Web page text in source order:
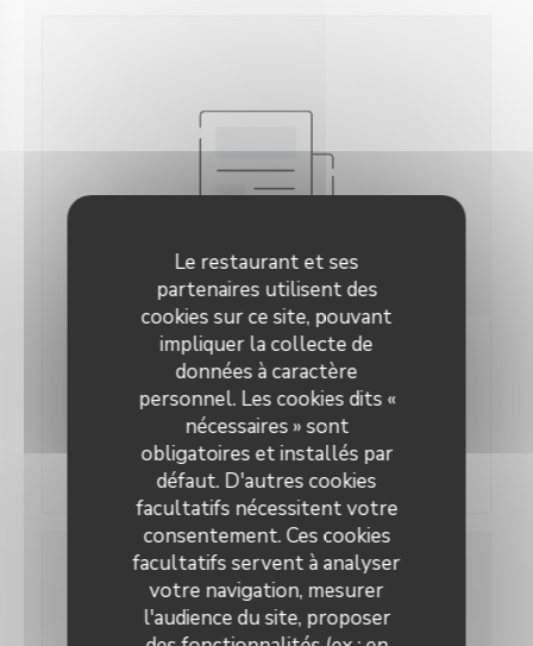
Le restaurant et ses
partenaires utilisent des
cookies sur ce site, pouvant
impliquer la collecte de
données à caractère
personnel. Les cookies dits «
nécessaires » sont
obligatoires et installés par
défaut. D'autres cookies
facultatifs nécessitent votre
consentement. Ces cookies
facultatifs servent à analyser
votre navigation, mesurer
l'audience du site, proposer
07/02/2018
Sélection guide du routard
Voir l'article((ouvre une nouvelle